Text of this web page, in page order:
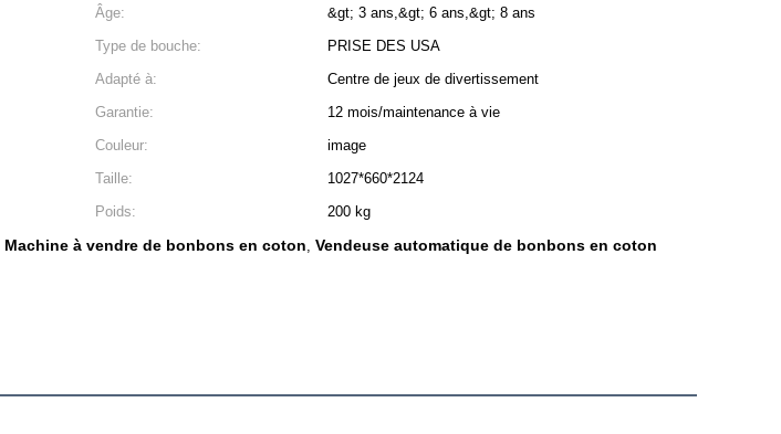
Âge:
&gt; 3 ans,&gt; 6 ans,&gt; 8 ans
Type de bouche:
PRISE DES USA
Adapté à:
Centre de jeux de divertissement
Garantie:
12 mois/maintenance à vie
Couleur:
image
Taille:
1027*660*2124
Poids:
200 kg
Machine à vendre de bonbons en coton, Vendeuse automatique de bonbons en coton